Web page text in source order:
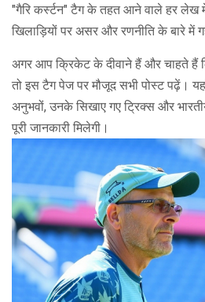
"गैरि कर्स्टन" टैग के तहत आने वाले हर लेख
खिलाड़ियों पर असर और रणनीति के बारे में
अगर आप क्रिकेट के दीवाने हैं और चाहते हैं
तो इस टैग पेज पर मौजूद सभी पोस्ट पढ़ें।
अनुभवों, उनके सिखाए गए ट्रिक्स और
पूरी जानकारी मिलेगी।